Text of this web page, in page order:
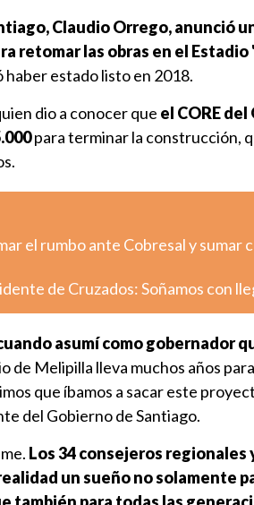
Claudio Orrego, anunció
retomar las obras en el
haber estado listo en 2018.
dio a conocer que el CORE
para terminar la construcción,
el rumbo ante Cobresal y sumar
de Cruzados: Soñamos con
asumí como gobernador
de Melipilla lleva muchos años
que íbamos a sacar este
del Gobierno de Santiago.
Los 34 consejeros regionales
un sueño no solamente